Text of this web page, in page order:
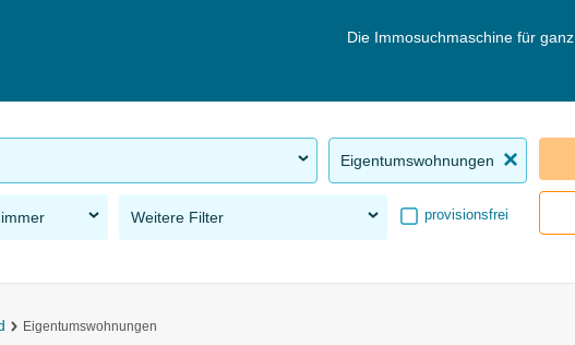
Die Immosuchmaschine für ganz
Eigentumswohnungen
Weitere Filter provisionsfrei
Eigentumswohnungen